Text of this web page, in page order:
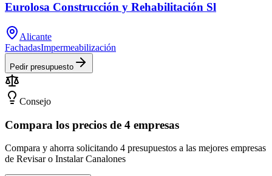
Eurolosa Construcción y Rehabilitación Sl
Alicante
FachadasImpermeabilización
Pedir presupuesto
Consejo
Compara los precios de 4 empresas
Compara y ahorra solicitando 4 presupuestos a las mejores empresas
de Revisar o Instalar Canalones